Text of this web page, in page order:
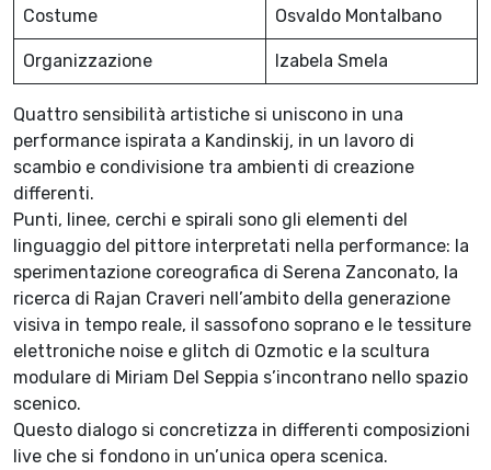
Costume Osvaldo Montalbano
Organizzazione Izabela Smela
Quattro sensibilità artistiche si uniscono in una
performance ispirata a Kandinskij, in un lavoro di
scambio e condivisione tra ambienti di creazione
differenti.
Punti, linee, cerchi e spirali sono gli elementi del
linguaggio del pittore interpretati nella performance: la
sperimentazione coreografica di Serena Zanconato, la
ricerca di Rajan Craveri nell’ambito della generazione
visiva in tempo reale, il sassofono soprano e le tessiture
elettroniche noise e glitch di Ozmotic e la scultura
modulare di Miriam Del Seppia s’incontrano nello spazio
scenico.
Questo dialogo si concretizza in differenti composizioni
live che si fondono in un’unica opera scenica.